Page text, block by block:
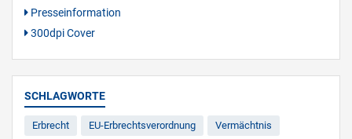
Presseinformation
300dpi Cover
SCHLAGWORTE
Erbrecht EU-Erbrechtsverordnung Vermächtnis